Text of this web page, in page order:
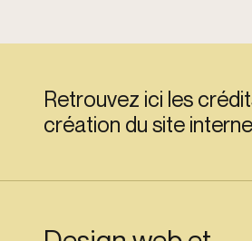
Retrouvez ici les
création du site